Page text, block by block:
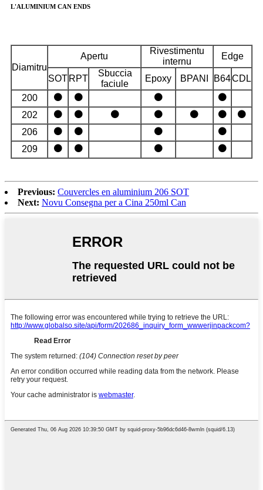
L'ALUMINIUM CAN ENDS
Diamitru
Apertu
Rivestimentu
internu
Edge
SOT RPT
Sbuccia
faciule
Epoxy BPANI B64CDL
200
⚫ ⚫ ⚫
⚫
202
⚫ ⚫ ⚫ ⚫ ⚫ ⚫
⚫
206
⚫ ⚫ ⚫
⚫
209
⚫ ⚫ ⚫ ⚫
Previous: Couvercles en aluminium 206 SOT
Next: Novu Consegna per a Cina 250ml Can